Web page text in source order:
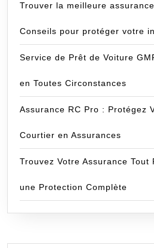
Trouver la meilleure
Conseils pour protéger votre
Service de Prêt de Voiture
en Toutes Circonstances
Assurance RC Pro : Protégez
Courtier en Assurances
Trouvez Votre Assurance Tout
une Protection Complète